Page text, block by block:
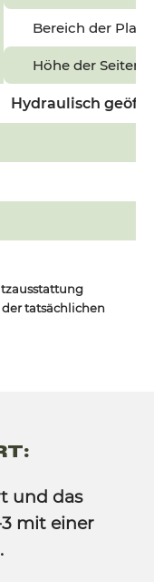
Bereich der
Höhe der Seiten
Hydraulisch
tatsächlichen
und das
mit einer